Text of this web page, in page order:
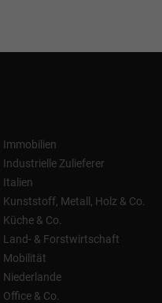
Immobilien
Industrielle Zulieferer
Italien
Kunststoff, Metall, Holz & Co.
Küche & Co.
Land- & Forstwirtschaft
Mobilität
Niederlande
Office & Co.